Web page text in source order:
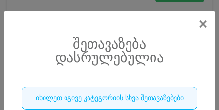
×
შეთავაზება
დასრულებულია
იხილეთ იგივე კატეგორიის სხვა შეთავაზებები
0 ₾
ნომრის ღირებულება დანაზოგით
დასრულებულია